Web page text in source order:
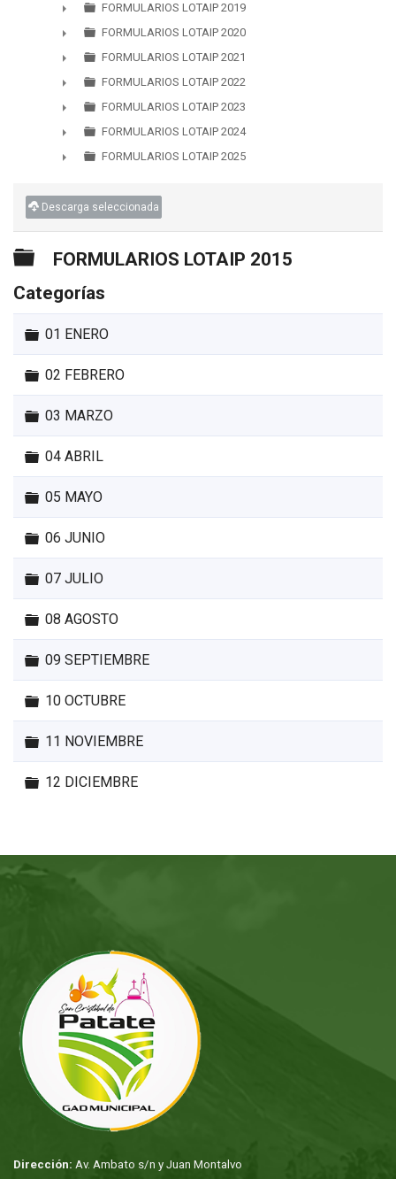
►
►
FORMULARIOS LOTAIP 2019
►
FORMULARIOS LOTAIP 2020
►
FORMULARIOS LOTAIP 2021
►
FORMULARIOS LOTAIP 2022
►
FORMULARIOS LOTAIP 2023
►
FORMULARIOS LOTAIP 2024
FORMULARIOS LOTAIP 2025
Descarga seleccionada
Carpeta
FORMULARIOS LOTAIP 2015
Categorías
Carpeta
01 ENERO
Carpeta
02 FEBRERO
Carpeta
03 MARZO
Carpeta
04 ABRIL
Carpeta
05 MAYO
Carpeta
06 JUNIO
Carpeta
07 JULIO
Carpeta
08 AGOSTO
Carpeta
09 SEPTIEMBRE
Carpeta
10 OCTUBRE
Carpeta
11 NOVIEMBRE
Carpeta
12 DICIEMBRE
Dirección: Av. Ambato s/n y Juan Montalvo